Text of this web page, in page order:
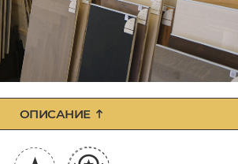
ОПИСАНИЕ